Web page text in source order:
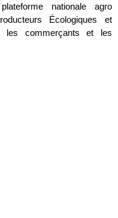
nationale agro
Écologiques et
les commerçants et les